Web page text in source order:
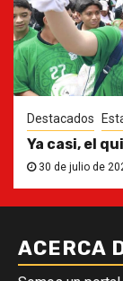
Destacados
Ya casi, el
30 de julio de
ACERCA